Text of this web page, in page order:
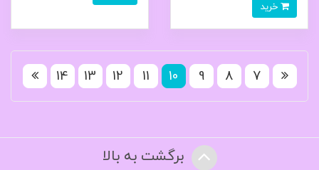
7
8
9
10
11
12
13
14
برگشت به بالا